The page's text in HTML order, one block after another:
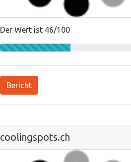
Der Wert ist 46/100
Bericht
coolingspots.ch